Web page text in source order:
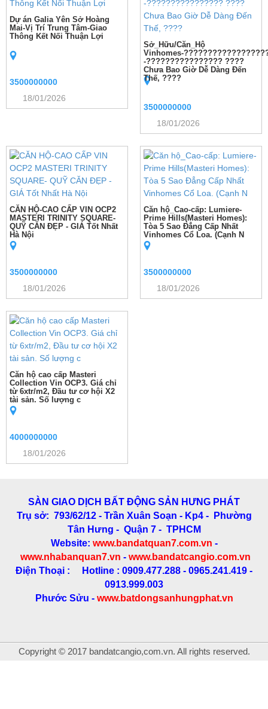
Dự án Galia Yên Sở Hoàng
Mai-Vị Trí Trung Tâm-Giao
Thông Kết Nối Thuận Lợi
3500000000
18/01/2026
Sở_Hữu/Căn_Hộ
Vinhomes-
-???????????????? ????
Chưa Bao Giờ Dễ Dàng Đến
Thế, ????
3500000000
18/01/2026
CĂN HỘ-CAO CẤP VIN OCP2
MASTERI TRINITY SQUARE-
QUỸ CĂN ĐẸP - GIÁ Tốt Nhất
Hà Nội
3500000000
18/01/2026
Căn hộ_Cao-cấp: Lumiere-
Prime Hills(Masteri Homes):
Tòa 5 Sao Đẳng Cấp Nhất
Vinhomes Cổ Loa. (Cạnh N
3500000000
18/01/2026
Căn hộ cao cấp Masteri
Collection Vin OCP3. Giá chỉ
từ 6xtr/m2, Đầu tư cơ hội X2
tài sản. Số lượng c
4000000000
18/01/2026
SÀN GIAO DỊCH BẤT ĐỘNG SẢN HƯNG PHÁT
Trụ sở: 793/62/12 - Trần Xuân Soạn - Kp4 - Phường
Tân Hưng - Quận 7 - TPHCM
Website: www.bandatquan7.com.vn -
www.nhabanquan7.vn - www.bandatcangio.com.vn
Điện Thoại : Hotline : 0909.477.288 - 0965.241.419 -
0913.999.003
Phước Sửu - www.batdongsanhungphat.vn
Copyright © 2017 bandatcangio,com.vn. All rights reserved.